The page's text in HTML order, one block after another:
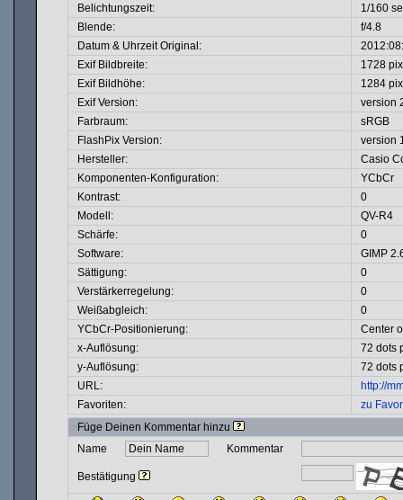
Belichtungszeit:
1/160
Blende:
f/4.8
Datum & Uhrzeit Original:
Exif Bildbreite:
1728
Exif Bildhöhe:
1284
Exif Version:
version
Farbraum:
sRGB
FlashPix Version:
version
Hersteller:
Casio
Komponenten-Konfiguration:
YCbCr
Kontrast:
0
Modell:
QV-R4
Schärfe:
0
Software:
GIMP
Sättigung:
0
Verstärkerregelung:
0
Weißabgleich:
0
YCbCr-Positionierung:
Center
x-Auflösung:
72 dots
y-Auflösung:
72 dots
URL:
http://
Favoriten:
zu
Füge Deinen Kommentar hinzu
Name
Kommentar
Bestätigung